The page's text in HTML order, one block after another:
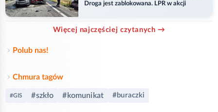
Droga jest zablokowana. LPR w akcji
Więcej najczęściej czytanych →
Polub nas!
Chmura tagów
#GIS #szkło #komunikat #buraczki